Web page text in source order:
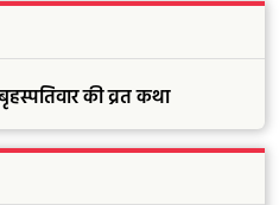
की व्रत कथा